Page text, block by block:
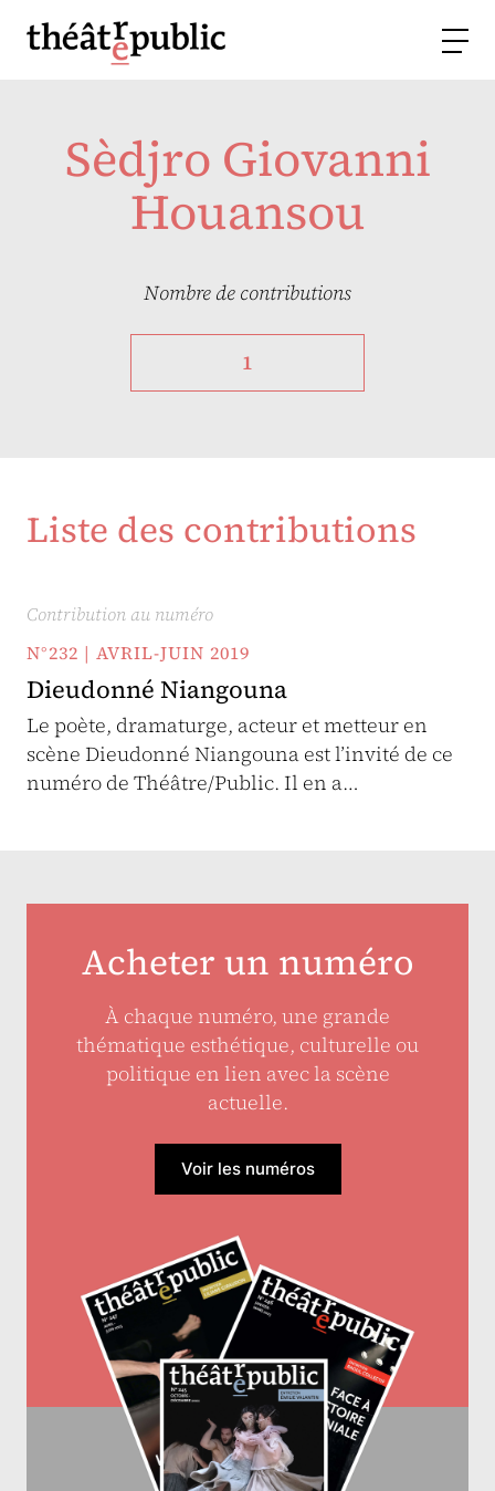
Sèdjro Giovanni
Houansou
Nombre de contributions
1
Liste des contributions
Contribution au numéro
N°232 | AVRIL-JUIN 2019
Dieudonné Niangouna
Le poète, dramaturge, acteur et metteur en
scène Dieudonné Niangouna est l’invité de ce
numéro de Théâtre/Public. Il en a…
Acheter un numéro
À chaque numéro, une grande
thématique esthétique, culturelle ou
politique en lien avec la scène
actuelle.
Voir les numéros